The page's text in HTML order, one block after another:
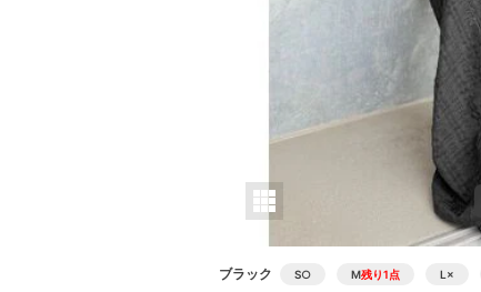
ブラック S○ M残り1点 L ×